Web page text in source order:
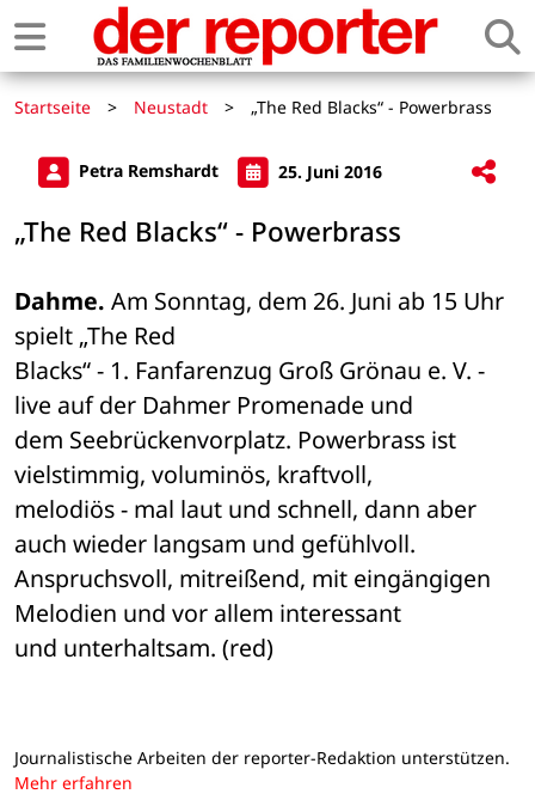
Startseite > Neustadt > „The Red Blacks“ - Powerbrass
Petra Remshardt 25. Juni 2016
„The Red Blacks“ - Powerbrass
Dahme. Am Sonntag, dem 26. Juni ab 15 Uhr
spielt „The Red
Blacks“ - 1. Fanfarenzug Groß Grönau e. V. -
live auf der Dahmer Promenade und
dem Seebrückenvorplatz. Powerbrass ist
vielstimmig, voluminös, kraftvoll,
melodiös - mal laut und schnell, dann aber
auch wieder langsam und gefühlvoll.
Anspruchsvoll, mitreißend, mit eingängigen
Melodien und vor allem interessant
und unterhaltsam. (red)
Journalistische Arbeiten der reporter-Redaktion unterstützen.
Mehr erfahren